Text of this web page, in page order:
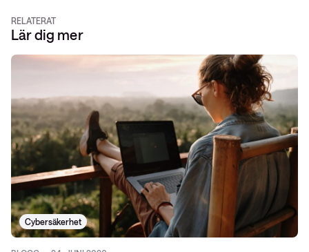
RELATERAT
Lär dig mer
Cybersäkerhet